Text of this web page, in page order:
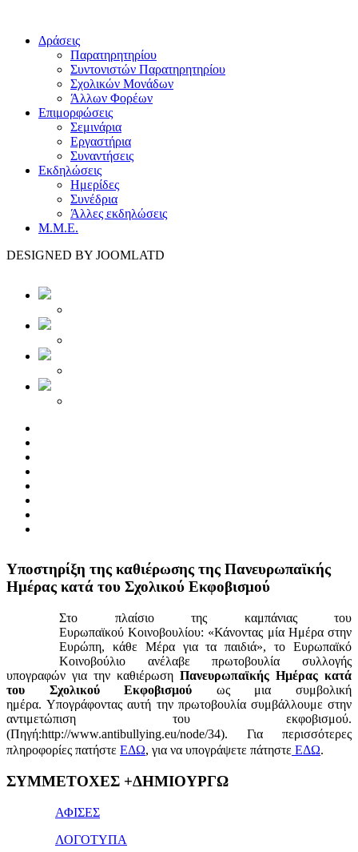
Δράσεις
Παρατηρητηρίου
Συντονιστών Παρατηρητηρίου
Σχολικών Μονάδων
Άλλων Φορέων
Επιμορφώσεις
Σεμινάρια
Εργαστήρια
Συναντήσεις
Εκδηλώσεις
Ημερίδες
Συνέδρια
Άλλες εκδηλώσεις
Μ.Μ.Ε.
DESIGNED BY JOOMLATD
Yποστηρίξη της καθιέρωσης της Πανευρωπαϊκής
Ημέρας κατά του Σχολικού Εκφοβισμού
Στο πλαίσιο της καμπάνιας του
Ευρωπαϊκού Κοινοβουλίου: «Κάνοντας μία Ημέρα στην
Ευρώπη, κάθε Μέρα για τα παιδιά», το Ευρωπαϊκό
Κοινοβούλιο ανέλαβε πρωτοβουλία συλλογής
υπογραφών για την καθιέρωση Πανευρωπαϊκής Ημέρας κατά
του Σχολικού Εκφοβισμού ως μια συμβολική
ημέρα. Υπογράφοντας αυτή την πρωτοβουλία συμβάλλουμε στην
αντιμετώπιση του εκφοβισμού.
(Πηγή:http://www.antibullying.eu/node/34). Για περισσότερες
πληροφορίες πατήστε ΕΔΩ, για να υπογράψετε πάτηστε ΕΔΩ.
1x
ΣΥΜΜΕΤΟΧΕΣ +ΔΗΜΙΟΥΡΓΩ
ΑΦΙΣΕΣ
ΛΟΓΟΤΥΠΑ